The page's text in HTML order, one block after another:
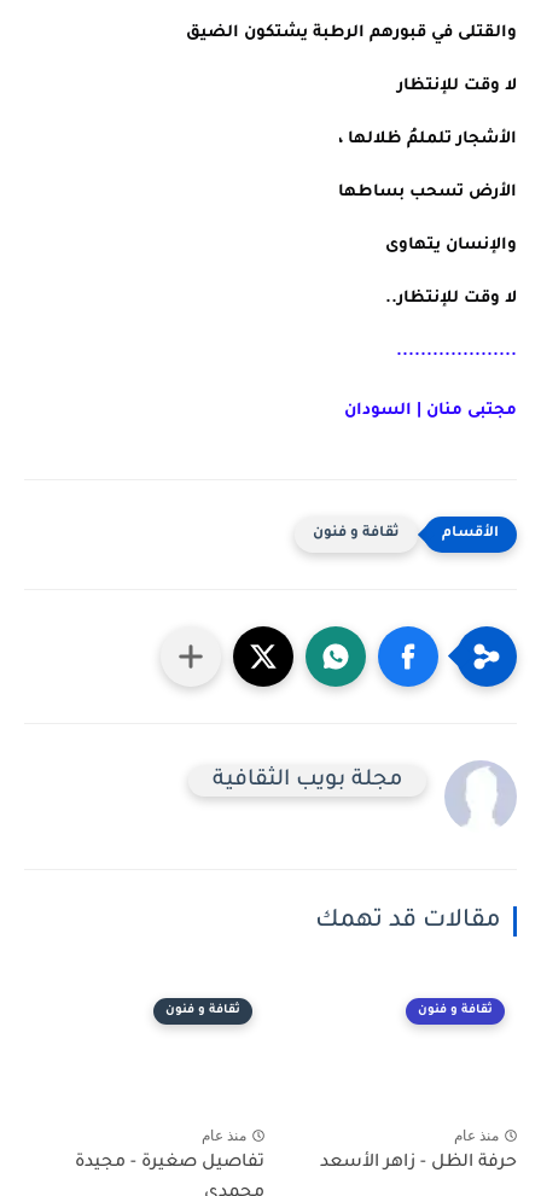
والقتلى في قبورهم الرطبة يشتكون الضيق
لا وقت للإنتظار
الأشجار تلملمُ ظلالها ،
الأرض تسحب بساطها
والإنسان يتهاوى
لا وقت للإنتظار..
....................
مجتبى منان | السودان
ثقافة و فنون
مجلة بويب الثقافية
مقالات قد تهمك
ثقافة و فنون
منذ عام
حرفة الظل - زاهر الأسعد
ثقافة و فنون
منذ عام
تفاصيل صغيرة - مجيدة